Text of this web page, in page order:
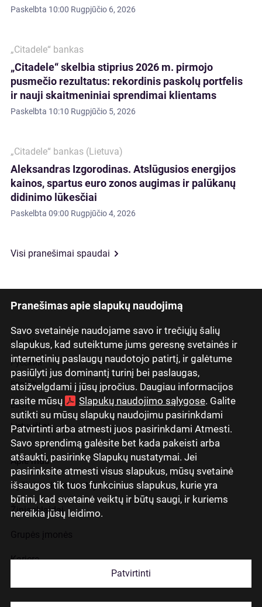
Pranešimas apie slapukų naudojimą
Savo svetainėje naudojame savo ir trečiųjų šalių
slapukus, kad suteiktume jums geresnę svetainės ir
internetinių paslaugų naudotojo patirtį, ir galėtume
pasiūlyti jus dominantį turinį bei paslaugas,
atsižvelgdami į jūsų įpročius. Daugiau informacijos
rasite mūsų
Slapukų naudojimo sąlygose. Galite
sutikti su mūsų slapukų naudojimu pasirinkdami
Patvirtinti arba atmesti juos pasirinkdami Atmesti.
Savo sprendimą galėsite bet kada pakeisti arba
atšaukti, pasirinkę Slapukų nustatymai. Jei
pasirinksite atmesti visus slapukus, mūsų svetainė
išsaugos tik tuos funkcinius slapukus, kurie yra
būtini, kad svetainė veiktų ir būtų saugi, ir kuriems
nereikia jūsų leidimo.
Patvirtinti
Paskelbta 10:00 Rugpjūčio 6, 2026
„Citadele“ bankas
„Citadele“ skelbia stiprius 2026 m. pirmojo
pusmečio rezultatus: rekordinis paskolų portfelis
ir nauji skaitmeniniai sprendimai klientams
Paskelbta 10:10 Rugpjūčio 5, 2026
„Citadele“ bankas (Lietuva)
Aleksandras Izgorodinas. Atslūgusios energijos
kainos, spartus euro zonos augimas ir palūkanų
didinimo lūkesčiai
Paskelbta 09:00 Rugpjūčio 4, 2026
Visi pranešimai spaudai
Latviski
Русский
English
Eesti
Lietuviškai
Apie mus
Ryšiai su investuotojais
Žiniasklaidai
Karjera